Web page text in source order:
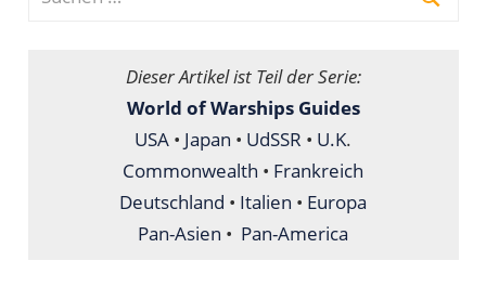
Dieser Artikel ist Teil der Serie:
World of Warships Guides
USA • Japan • UdSSR • U.K.
Commonwealth • Frankreich
Deutschland • Italien • Europa
Pan-Asien • Pan-America